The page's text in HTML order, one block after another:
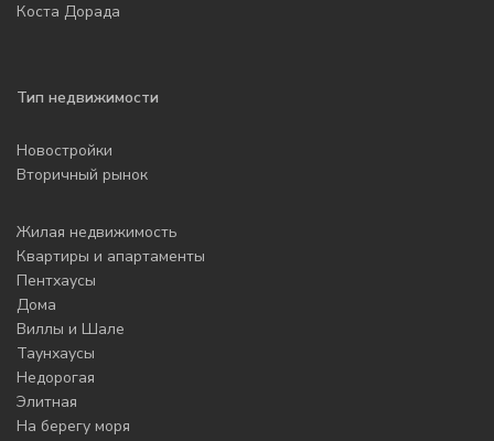
Коста Дорада
Тип недвижимости
Новостройки
Вторичный рынок
Жилая недвижимость
Квартиры и апартаменты
Пентхаусы
Дома
Виллы и Шале
Таунхаусы
Недорогая
Элитная
На берегу моря